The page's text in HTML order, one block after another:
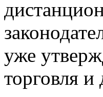
уже
торговля и